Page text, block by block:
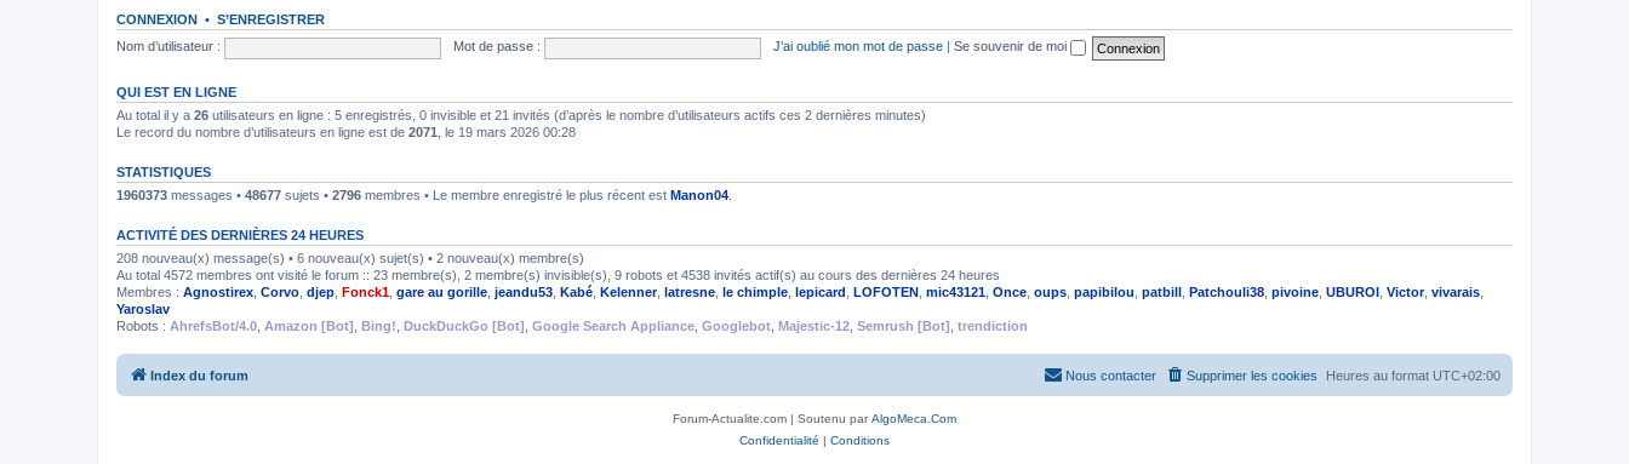
e
e
i
s
s
CONNEXION • S’ENREGISTRER
Nom d’utilisateur :
Mot de passe : J’ai oublié mon mot de passe Se souvenir de moi
QUI EST EN LIGNE
Au total il y a 26 utilisateurs en ligne : 5 enregistrés, 0 invisible et 21 invités (d’après le nombre d’utilisateurs actifs ces 2 dernières minutes)
Le record du nombre d’utilisateurs en ligne est de 2071 , le 19 mars 2026 00:28
STATISTIQUES
1960373 messages • 48677 sujets • 2796 membres • Le membre enregistré le plus récent est Manon04
ACTIVITÉ DES DERNIÈRES 24 HEURES
208 nouveau(x) message(s) • 6 nouveau(x) sujet(s) • 2 nouveau(x) membre(s)
Au total 4572 membres ont visité le forum :: 23 membre(s), 2 membre(s) invisible(s), 9 robots et 4538 invités actif(s) au cours des dernières 24 heures
Membres : Agnostirex Corvo djep Fonck1 gare au gorille jeandu53 Kabé Kelenner, latresne le chimple lepicard LOFOTEN mic43121 Once oups papibilou patbill Patchouli38 pivoine UBUROI Victor, vivarais
Yaroslav
Robots : AhrefsBot/4.0 Amazon [Bot] Bing! DuckDuckGo [Bot] Google Search Appliance Googlebot Majestic-12 Semrush [Bot] trendiction
Index du forum Heures au format UTC+02:00
Supprimer les cookies
Nous contacter
Forum-Actualite.com | Soutenu parAlgoMeca.Com
Confidentialité | Conditions